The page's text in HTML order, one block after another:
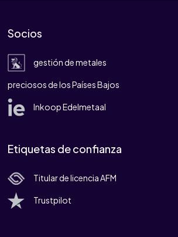
Socios
gestión de metales
preciosos de los Países Bajos
Inkoop Edelmetaal
Etiquetas de confianza
Titular de licencia AFM
Trustpilot